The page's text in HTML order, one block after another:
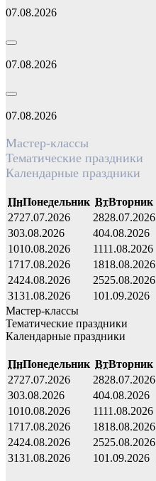
07.08.2026
07.08.2026
07.08.2026
Мастер-классы
Тематические праздники
Календарные праздники
ПнПонедельник ВтВторник
2727.07.2026 2828.07.2026
303.08.2026 404.08.2026
1010.08.2026 1111.08.2026
1717.08.2026 1818.08.2026
2424.08.2026 2525.08.2026
3131.08.2026 101.09.2026
Мастер-классы
Тематические праздники
Календарные праздники
ПнПонедельник ВтВторник
2727.07.2026 2828.07.2026
303.08.2026 404.08.2026
1010.08.2026 1111.08.2026
1717.08.2026 1818.08.2026
2424.08.2026 2525.08.2026
3131.08.2026 101.09.2026